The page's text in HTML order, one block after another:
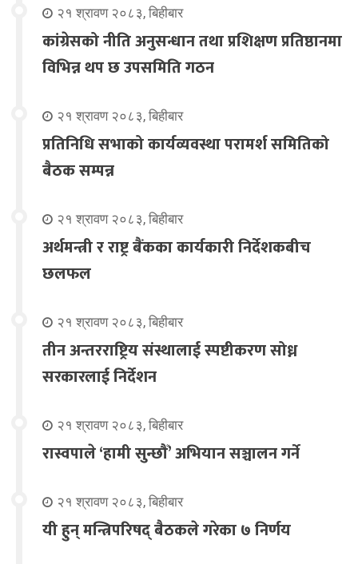
२१ श्रावण २०८३, बिहीबार
कांग्रेसको नीति अनुसन्धान तथा प्रशिक्षण प्रतिष्ठानमा
विभिन्न थप छ उपसमिति गठन
२१ श्रावण २०८३, बिहीबार
प्रतिनिधि सभाको कार्यव्यवस्था परामर्श समितिको
बैठक सम्पन्न
२१ श्रावण २०८३, बिहीबार
अर्थमन्त्री र राष्ट्र बैंकका कार्यकारी निर्देशकबीच
छलफल
२१ श्रावण २०८३, बिहीबार
तीन अन्तरराष्ट्रिय संस्थालाई स्पष्टीकरण सोध्न
सरकारलाई निर्देशन
२१ श्रावण २०८३, बिहीबार
रास्वपाले ‘हामी सुन्छौँ’ अभियान सञ्चालन गर्ने
२१ श्रावण २०८३, बिहीबार
यी हुन् मन्त्रिपरिषद् बैठकले गरेका ७ निर्णय